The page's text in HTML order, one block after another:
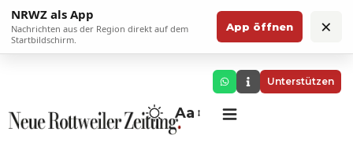
NRWZ als App
Nachrichten aus der Region direkt auf dem
Startbildschirm.
App öffnen ×
Unterstützen
Aa